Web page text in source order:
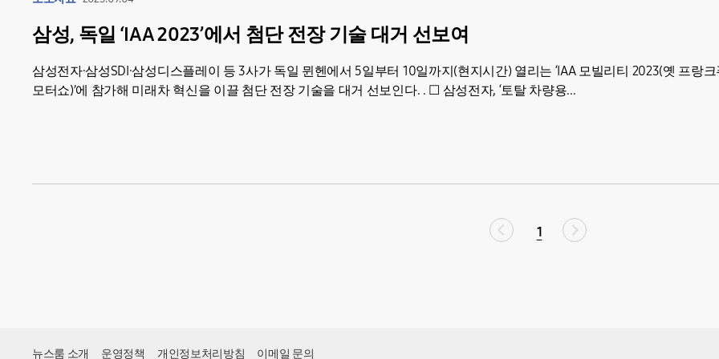
삼성, 독일 ‘IAA 2023’에서 첨단 전장 기술 대거 선보여
삼성전자·삼성SDI·삼성디스플레이 등 3사가 독일 뮌헨에서 5일부터 10일까지(현지시간) 열리는 ‘IAA 모빌리티 2023(옛 프랑
모터쇼)’에 참가해 미래차 혁신을 이끌 첨단 전장 기술을 대거 선보인다. . ☐ 삼성전자, ‘토탈 차량용...
1
뉴스룸 소개 운영정책 개인정보처리방침 이메일 문의